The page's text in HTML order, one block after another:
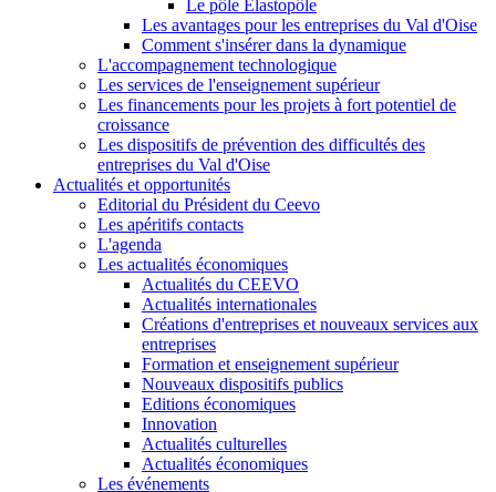
Le pôle Elastopôle
Les avantages pour les entreprises du Val d'Oise
Comment s'insérer dans la dynamique
L'accompagnement technologique
Les services de l'enseignement supérieur
Les financements pour les projets à fort potentiel de
croissance
Les dispositifs de prévention des difficultés des
entreprises du Val d'Oise
Actualités et opportunités
Editorial du Président du Ceevo
Les apéritifs contacts
L'agenda
Les actualités économiques
Actualités du CEEVO
Actualités internationales
Créations d'entreprises et nouveaux services aux
entreprises
Formation et enseignement supérieur
Nouveaux dispositifs publics
Editions économiques
Innovation
Actualités culturelles
Actualités économiques
Les événements